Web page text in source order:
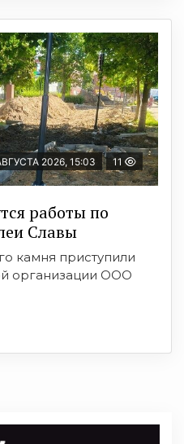
2026, 15:03 11
работы по
Славы
камня приступили
организации ООО